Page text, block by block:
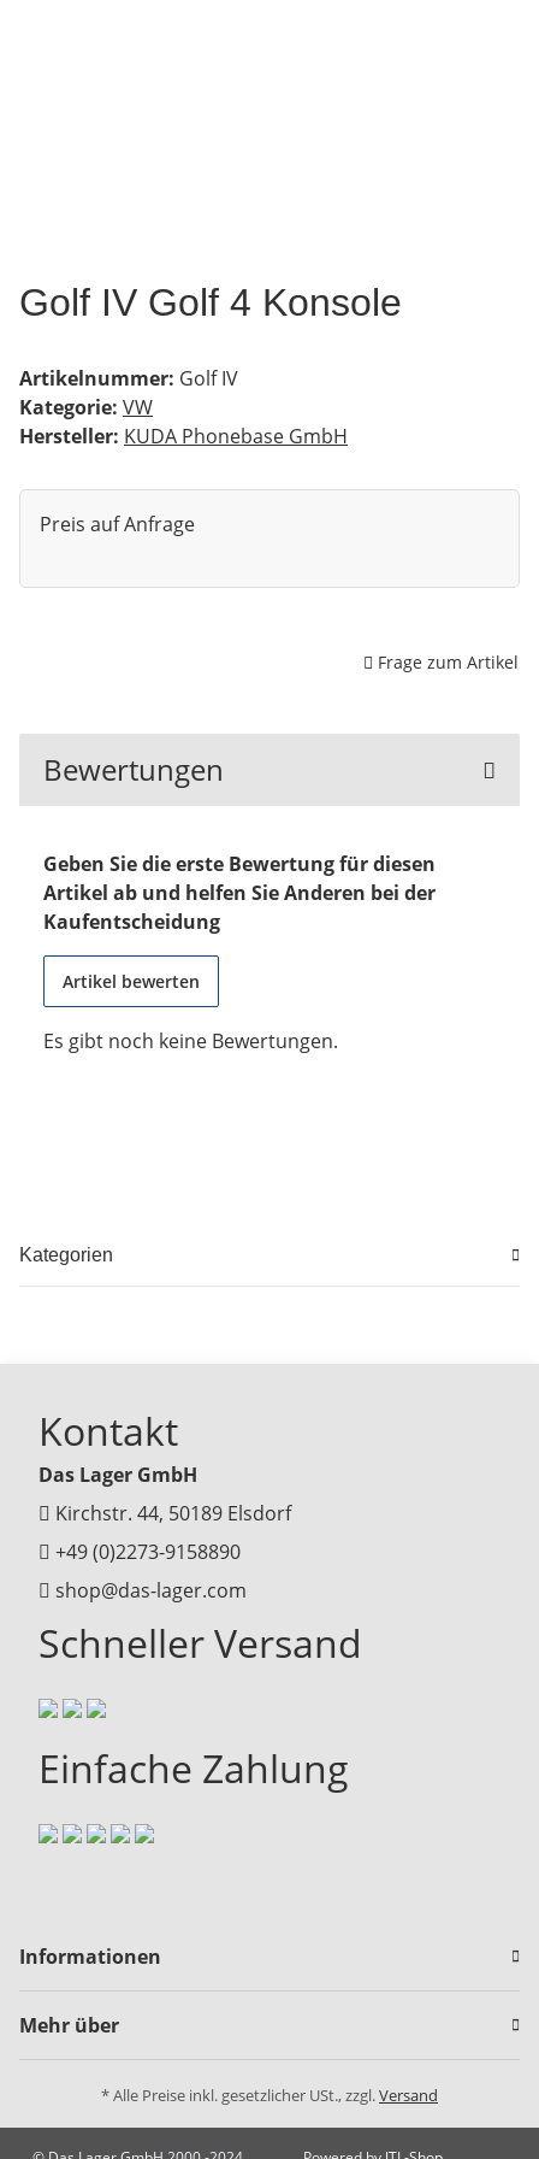
Golf IV Golf 4 Konsole
Artikelnummer: Golf IV
Kategorie: VW
Hersteller: KUDA Phonebase GmbH
Preis auf Anfrage
Frage zum Artikel
Bewertungen
Geben Sie die erste Bewertung für diesen
Artikel ab und helfen Sie Anderen bei der
Kaufentscheidung
Artikel bewerten
Es gibt noch keine Bewertungen.
Kategorien
Kontakt
Das Lager GmbH
Kirchstr. 44, 50189 Elsdorf
+49 (0)2273-9158890
shop@das-lager.com
Schneller Versand
Einfache Zahlung
Informationen
Mehr über
* Alle Preise inkl. gesetzlicher USt., zzgl.Versand